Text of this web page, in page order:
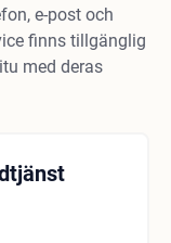
e-post och
finns tillgänglig
med deras